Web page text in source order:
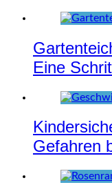
Eine
Gefahren